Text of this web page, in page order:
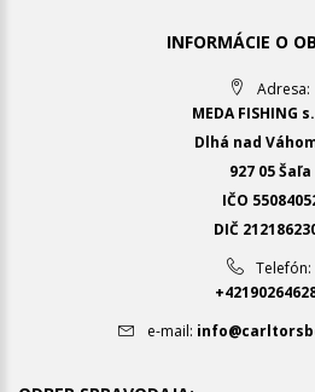
INFORMÁCIE O
Adresa:
MEDA FISHING
Dlhá nad
927 05 Šaľa
IČO
DIČ
Telefón:
e-mail: